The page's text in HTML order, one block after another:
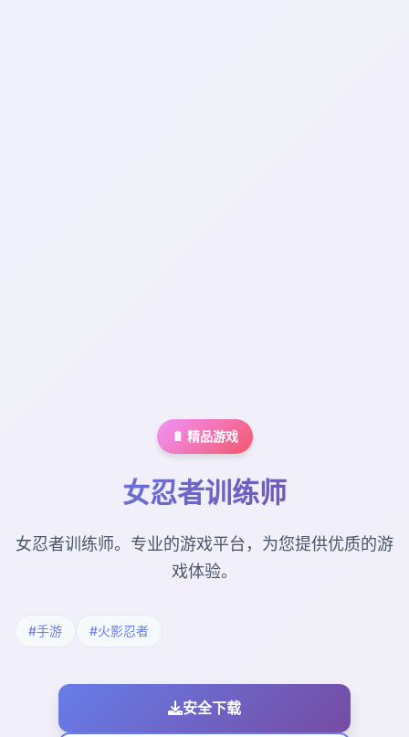
🔋 精品游戏
女忍者训练师
女忍者训练师。专业的游戏平台，为您提供优质的游
戏体验。
#手游 #火影忍者
安全下载